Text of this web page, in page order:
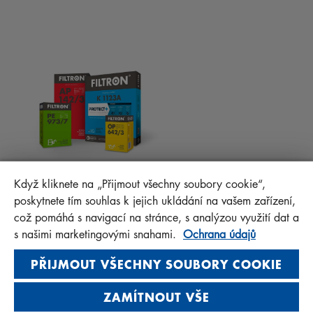
FAQ
MANN+HUMMEL FT Poland
Sp. z o. o. Sp. k.
ul. Wrocławska 145, 63-800 GOSTYŃ, POLAND
Privacy Statement
Imprint
Když kliknete na „Přijmout všechny soubory cookie“,
poskytnete tím souhlas k jejich ukládání na vašem zařízení,
což pomáhá s navigací na stránce, s analýzou využití dat a
s našimi marketingovými snahami. Ochrana údajů
PŘIJMOUT VŠECHNY SOUBORY COOKIE
ZAMÍTNOUT VŠE